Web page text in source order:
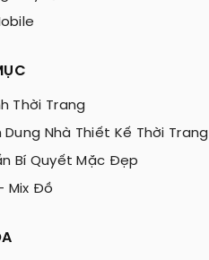
Thời Trang
Dung Nhà Thiết Kế Thời Trang
Bí Quyết Mặc Đẹp
Mix Đồ